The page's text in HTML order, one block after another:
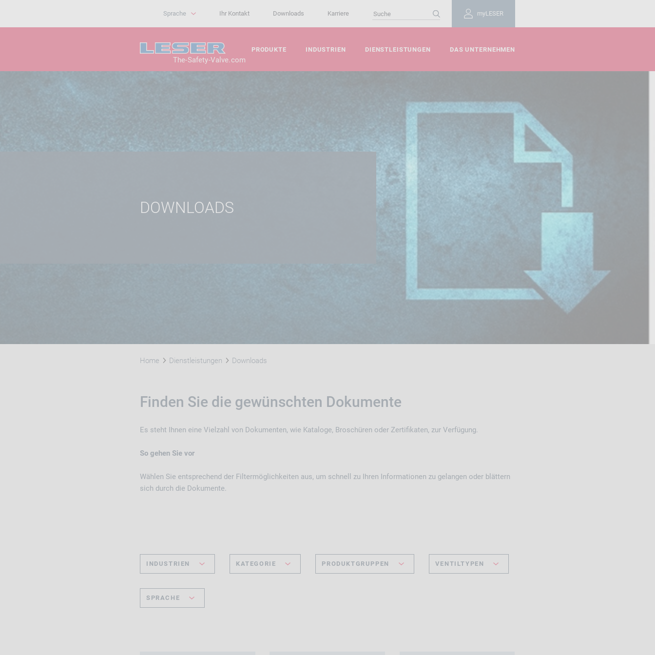
myLESER
Ihr Kontakt Downloads Karriere
Sprache
The-Safety-Valve.com
PRODUKTE INDUSTRIEN DIENSTLEISTUNGEN DAS UNTERNEHMEN
DOWNLOADS
Home Dienstleistungen Downloads
Finden Sie die gewünschten Dokumente
Es steht Ihnen eine Vielzahl von Dokumenten, wie Kataloge, Broschüren oder Zertifikaten, zur Verfügung.
So gehen Sie vor
Wählen Sie entsprechend der Filtermöglichkeiten aus, um schnell zu Ihren Informationen zu gelangen oder blättern
sich durch die Dokumente.
INDUSTRIEN KATEGORIE PRODUKTGRUPPEN VENTILTYPEN
SPRACHE